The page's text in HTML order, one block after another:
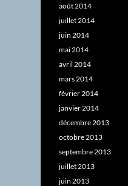
août 2014
juillet 2014
juin 2014
mai 2014
avril 2014
mars 2014
février 2014
janvier 2014
décembre 2013
octobre 2013
septembre 2013
juillet 2013
juin 2013